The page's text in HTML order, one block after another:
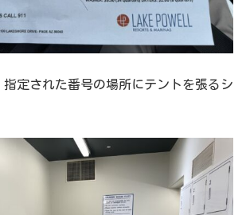
定された番号の場所にテントを張るシ